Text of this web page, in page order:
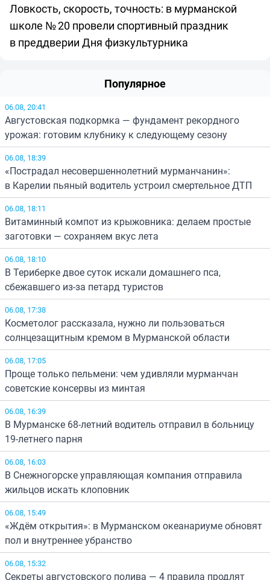
Ловкость, скорость, точность: в мурманской
школе № 20 провели спортивный праздник
в преддверии Дня физкультурника
Популярное
06.08, 20:41
Августовская подкормка — фундамент рекордного
урожая: готовим клубнику к следующему сезону
06.08, 18:39
«Пострадал несовершеннолетний мурманчанин»:
в Карелии пьяный водитель устроил смертельное ДТП
06.08, 18:11
Витаминный компот из крыжовника: делаем простые
заготовки — сохраняем вкус лета
06.08, 18:10
В Териберке двое суток искали домашнего пса,
сбежавшего из-за петард туристов
06.08, 17:38
Косметолог рассказала, нужно ли пользоваться
солнцезащитным кремом в Мурманской области
06.08, 17:05
Проще только пельмени: чем удивляли мурманчан
советские консервы из минтая
06.08, 16:39
В Мурманске 68-летний водитель отправил в больницу
19-летнего парня
06.08, 16:03
В Снежногорске управляющая компания отправила
жильцов искать клоповник
06.08, 15:49
«Ждём открытия»: в Мурманском океанариуме обновят
пол и внутреннее убранство
06.08, 15:32
Секреты августовского полива — 4 правила продлят